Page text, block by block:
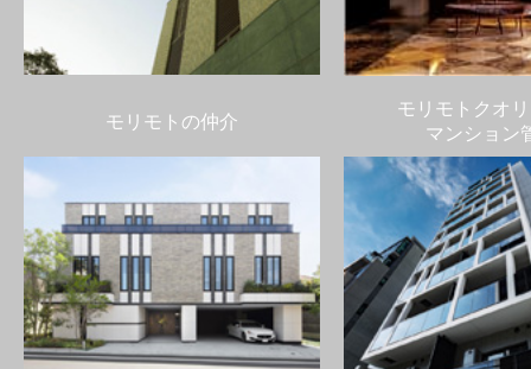
モリモトの仲介
モリモトクオ
マンション